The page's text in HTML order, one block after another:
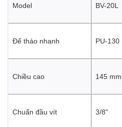
Model BV-20L
Đế tháo nhanh PU-130
Chiều cao 145 mm
Chuẩn đầu vít 3/8"